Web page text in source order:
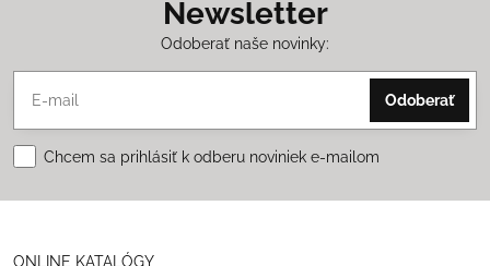
Newsletter
Odoberať naše novinky:
Odoberať
Chcem sa prihlásiť k odberu noviniek e-mailom
ONLINE KATALÓGY